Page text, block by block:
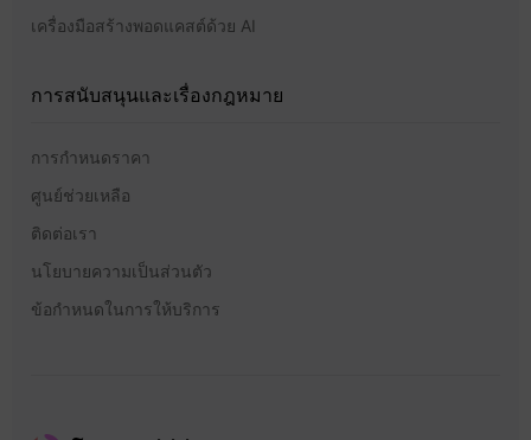
เครื่องมือสร้างพอดแคสต์ด้วย AI
การสนับสนุนและเรื่องกฎหมาย
การกำหนดราคา
ศูนย์ช่วยเหลือ
ติดต่อเรา
นโยบายความเป็นส่วนตัว
ข้อกำหนดในการให้บริการ